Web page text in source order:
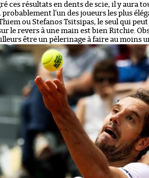
ces résultats en dents de scie, il y aura
l’un des joueurs les plus
ou Stefanos Tsitsipas, le seul qui
le revers à une main est bien Ritchie.
être un pèlerinage à faire au moins